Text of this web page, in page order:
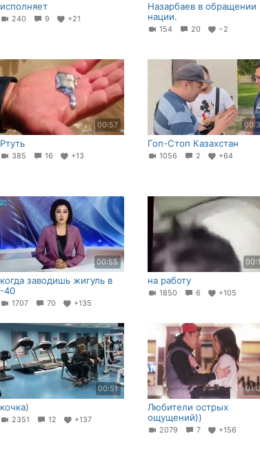
исполняет
240 9 +21
Назарбаев в обращении
нации.
154 20 −2
00:57
Ртуть
385 16 +13
Гоп-Стоп Казахстан
1056 2 +64
00:55
когда заводишь жигуль в
-40
1707 70 +135
на работу
1850 6 +105
00:51
кочка)
2351 12 +137
Любители острых
ощущений))
2079 7 +156